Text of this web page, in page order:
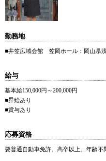
勤務地
■井笠広域会館 笠岡ホール：岡山県
給与
基本給150,000円～200,000円
■昇給あり
■賞与あり
応募資格
要普通自動車免許。高卒以上。年齢不